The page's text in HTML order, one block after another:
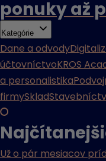
ponuky až
Kategórie
Dane a odvody
účtovníctvoKROS
a personalistika
firmySklad
Už o pár mesiacov